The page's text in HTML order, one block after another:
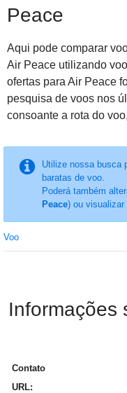
Peace
Aqui pode comparar
Air Peace utilizando
ofertas para Air Peace
pesquisa de voos nos
consoante a rota do
Utilize nossa busca
baratas de voo.
Poderá também
Peace) ou visualizar
Voo
Informações
Contato
URL: